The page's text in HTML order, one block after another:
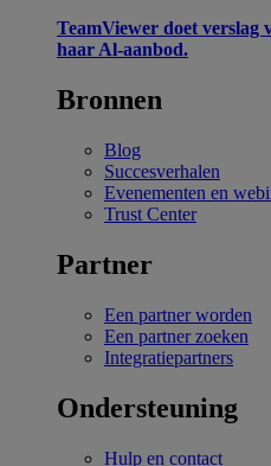
TeamViewer doet verslag
haar Al-aanbod.
Bronnen
Blog
Succesverhalen
Evenementen en
Trust Center
Partner
Een partner worden
Een partner zoeken
Integratiepartners
Ondersteuning
Hulp en contact